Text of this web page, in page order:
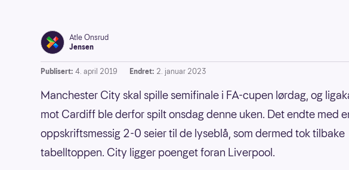
Atle Onsrud
Jensen
Publisert: 4. april 2019 Endret: 2. januar 2023
Manchester City skal spille semifinale i FA-cupen lørdag, og
mot Cardiff ble derfor spilt onsdag denne uken. Det endte med
oppskriftsmessig 2-0 seier til de lyseblå, som dermed tok tilbake
tabelltoppen. City ligger poenget foran Liverpool.